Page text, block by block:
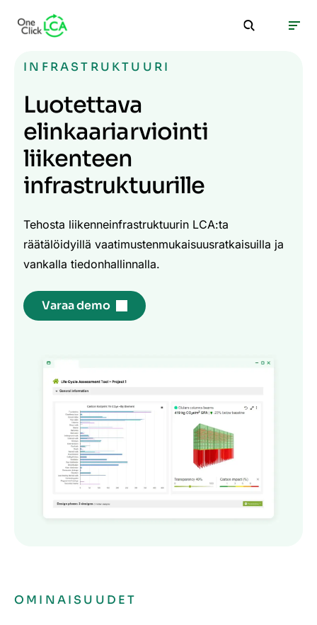
INFRASTRUKTUURI
Luotettava
elinkaariarviointi
liikenteen
infrastruktuurille
Tehosta liikenneinfrastruktuurin LCA:ta
räätälöidyillä vaatimustenmukaisuusratkaisuilla ja
vankalla tiedonhallinnalla.
Varaa demo
OMINAISUUDET